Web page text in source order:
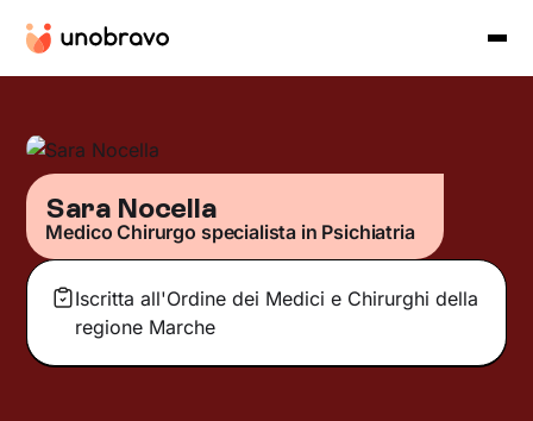
Sara Nocella
Medico Chirurgo specialista in Psichiatria
Iscritta all'Ordine dei Medici e Chirurghi della
regione Marche